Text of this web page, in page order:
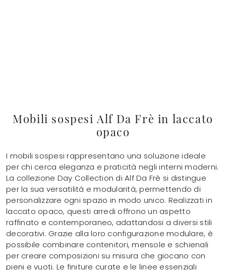
Mobili sospesi Alf Da Frè in laccato
opaco
I mobili sospesi rappresentano una soluzione ideale
per chi cerca eleganza e praticità negli interni moderni.
La collezione Day Collection di Alf Da Frè si distingue
per la sua versatilità e modularità, permettendo di
personalizzare ogni spazio in modo unico. Realizzati in
laccato opaco, questi arredi offrono un aspetto
raffinato e contemporaneo, adattandosi a diversi stili
decorativi. Grazie alla loro configurazione modulare, è
possibile combinare contenitori, mensole e schienali
per creare composizioni su misura che giocano con
pieni e vuoti. Le finiture curate e le linee essenziali